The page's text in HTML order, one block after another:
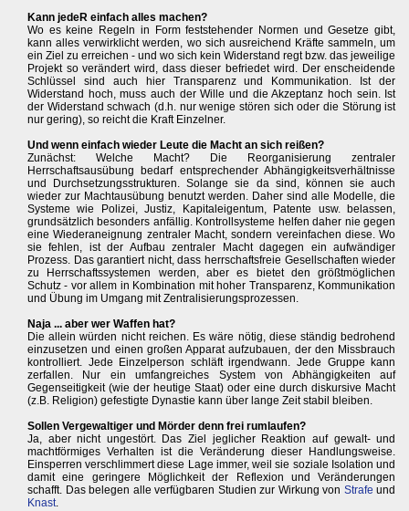
Kann jedeR einfach alles machen?
Wo es keine Regeln in Form feststehender Normen und Gesetze gibt,
kann alles verwirklicht werden, wo sich ausreichend Kräfte sammeln, um
ein Ziel zu erreichen - und wo sich kein Widerstand regt bzw. das jeweilige
Projekt so verändert wird, dass dieser befriedet wird. Der enscheidende
Schlüssel sind auch hier Transparenz und Kommunikation. Ist der
Widerstand hoch, muss auch der Wille und die Akzeptanz hoch sein. Ist
der Widerstand schwach (d.h. nur wenige stören sich oder die Störung ist
nur gering), so reicht die Kraft Einzelner.
Und wenn einfach wieder Leute die Macht an sich reißen?
Zunächst: Welche Macht? Die Reorganisierung zentraler
Herrschaftsausübung bedarf entsprechender Abhängigkeitsverhältnisse
und Durchsetzungsstrukturen. Solange sie da sind, können sie auch
wieder zur Machtausübung benutzt werden. Daher sind alle Modelle, die
Systeme wie Polizei, Justiz, Kapitaleigentum, Patente usw. belassen,
grundsätzlich besonders anfällig. Kontrollsysteme helfen daher nie gegen
eine Wiederaneignung zentraler Macht, sondern vereinfachen diese. Wo
sie fehlen, ist der Aufbau zentraler Macht dagegen ein aufwändiger
Prozess. Das garantiert nicht, dass herrschaftsfreie Gesellschaften wieder
zu Herrschaftssystemen werden, aber es bietet den größtmöglichen
Schutz - vor allem in Kombination mit hoher Transparenz, Kommunikation
und Übung im Umgang mit Zentralisierungsprozessen.
Naja ... aber wer Waffen hat?
Die allein würden nicht reichen. Es wäre nötig, diese ständig bedrohend
einzusetzen und einen großen Apparat aufzubauen, der den Missbrauch
kontrolliert. Jede Einzelperson schläft irgendwann. Jede Gruppe kann
zerfallen. Nur ein umfangreiches System von Abhängigkeiten auf
Gegenseitigkeit (wie der heutige Staat) oder eine durch diskursive Macht
(z.B. Religion) gefestigte Dynastie kann über lange Zeit stabil bleiben.
Sollen Vergewaltiger und Mörder denn frei rumlaufen?
Ja, aber nicht ungestört. Das Ziel jeglicher Reaktion auf gewalt- und
machtförmiges Verhalten ist die Veränderung dieser Handlungsweise.
Einsperren verschlimmert diese Lage immer, weil sie soziale Isolation und
damit eine geringere Möglichkeit der Reflexion und Veränderungen
schafft. Das belegen alle verfügbaren Studien zur Wirkung von Strafe und
Knast.